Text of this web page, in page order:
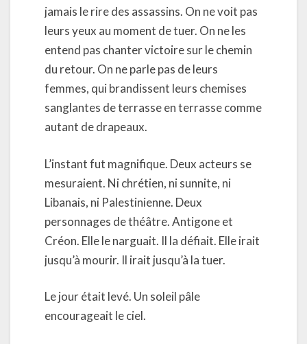
jamais le rire des assassins. On ne voit pas
leurs yeux au moment de tuer. On ne les
entend pas chanter victoire sur le chemin
du retour. On ne parle pas de leurs
femmes, qui brandissent leurs chemises
sanglantes de terrasse en terrasse comme
autant de drapeaux.
L’instant fut magnifique. Deux acteurs se
mesuraient. Ni chrétien, ni sunnite, ni
Libanais, ni Palestinienne. Deux
personnages de théâtre. Antigone et
Créon. Elle le narguait. Il la défiait. Elle irait
jusqu’à mourir. Il irait jusqu’à la tuer.
Le jour était levé. Un soleil pâle
encourageait le ciel.